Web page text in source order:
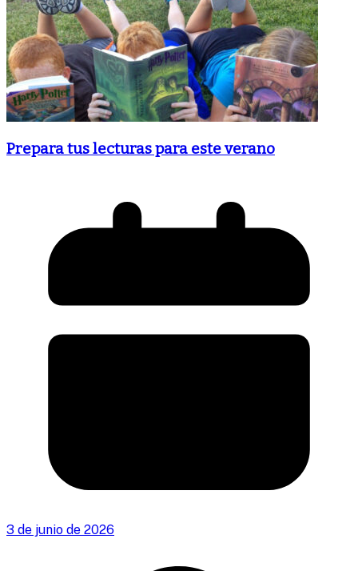
Prepara tus lecturas para este verano
3 de junio de 2026